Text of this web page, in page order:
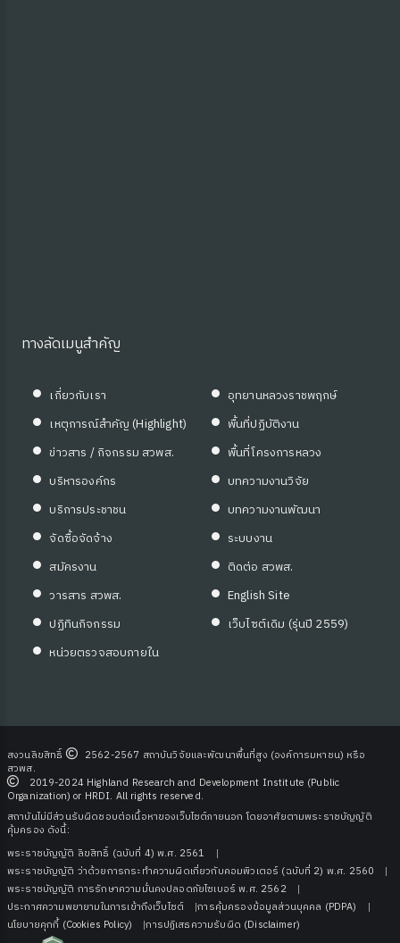
ทางลัดเมนูสำคัญ
เกี่ยวกับเรา
เหตุการณ์สำคัญ (Highlight)
ข่าวสาร / กิจกรรม สวพส.
บริหารองค์กร
บริการประชาชน
จัดซื้อจัดจ้าง
สมัครงาน
วารสาร สวพส.
ปฏิทินกิจกรรม
หน่วยตรวจสอบภายใน
อุทยานหลวงราชพฤกษ์
พื้นที่ปฏิบัติงาน
พื้นที่โครงการหลวง
บทความงานวิจัย
บทความงานพัฒนา
ระบบงาน
ติดต่อ สวพส.
English Site
เว็บไซต์เดิม (รุ่นปี 2559)
สงวนลิขสิทธิ์
2562-2567 สถาบันวิจัยและพัฒนาพื้นที่สูง (องค์การมหาชน) หรือ
สวพส.
2019-2024 Highland Research and Development Institute (Public
Organization) or HRDI. All rights reserved.
สถาบันไม่มีส่วนรับผิดชอบต่อเนื้อหาของเว็บไซต์ภายนอก โดยอาศัยตามพระราชบัญญัติ
คุ้มครอง ดังนี้:
พระราชบัญญัติ ลิขสิทธิ์ (ฉบับที่ 4) พ.ศ. 2561
พระราชบัญญัติ ว่าด้วยการกระทําความผิดเกี่ยวกับคอมพิวเตอร์ (ฉบับที่ 2) พ.ศ. 2560
พระราชบัญญัติ การรักษาความมั่นคงปลอดภัยไซเบอร์ พ.ศ. 2562
ประกาศความพยายามในการเข้าถึงเว็บไซต์
การคุ้มครองข้อมูลส่วนบุคคล (PDPA)
นโยบายคุกกี้ (Cookies Policy)
การปฏิเสธความรับผิด (Disclaimer)